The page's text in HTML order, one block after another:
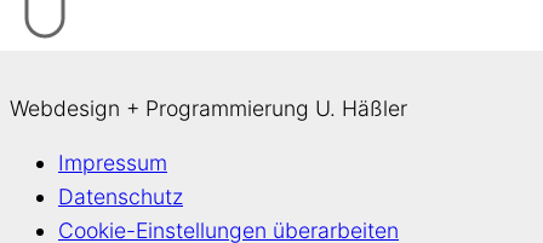
Webdesign + Programmierung U. Häßler
Impressum
Datenschutz
Cookie-Einstellungen überarbeiten